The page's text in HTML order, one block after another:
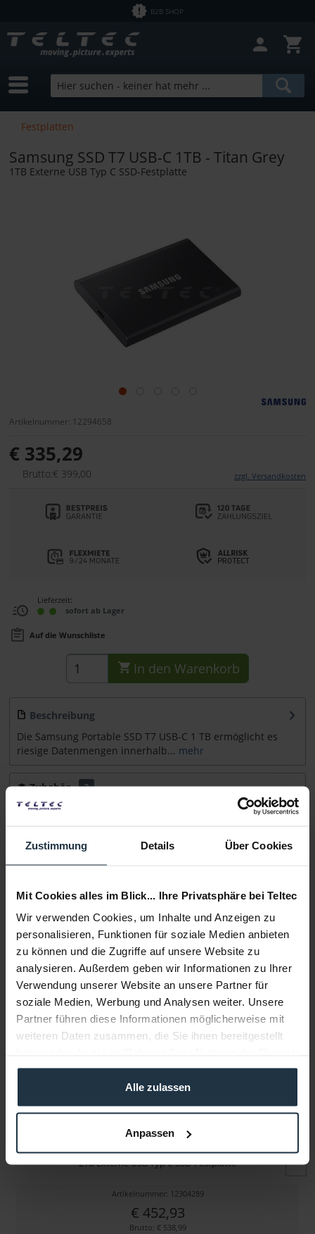
Zustimmung Details Über Cookies
Mit Cookies alles im Blick... Ihre Privatsphäre bei Teltec
Wir verwenden Cookies, um Inhalte und Anzeigen zu
personalisieren, Funktionen für soziale Medien anbieten
zu können und die Zugriffe auf unsere Website zu
analysieren. Außerdem geben wir Informationen zu Ihrer
Verwendung unserer Website an unsere Partner für
soziale Medien, Werbung und Analysen weiter. Unsere
Partner führen diese Informationen möglicherweise mit
weiteren Daten zusammen, die Sie ihnen bereitgestellt
gesammelt haben.
Alle zulassen
Anpassen
B2B SHOP
Festplatten
Samsung SSD T7 USB-C 1TB - Titan Grey
1TB Externe USB Typ C SSD-Festplatte
Artikelnummer: 12294658
€ 335,29
Brutto:€ 399,00 zzgl. Versandkosten
Lieferzeit:
sofort ab Lager
Auf die Wunschliste
In den Warenkorb
Beschreibung
Die Samsung Portable SSD T7 USB-C 1 TB ermöglicht es
riesige Datenmengen innerhalb... mehr
Zubehör
3
Zubehör und Empfehlungen
Sofort lieferbar
Hersteller
von 0,01 € bis246892,00 €
Bundle Products
Beratung
Medien
Infos zu Hersteller & Produktsicherheit
Folgende Infos zum Hersteller sind verfübar...... mehr
Weitere Artikel von Samsung ansehen
Samsung SSD T7 2TB Titan grey USB-C
2TB Externe USB Typ C SSD-Festplatte
Artikelnummer: 12304289
€ 452,93
Brutto: € 538,99